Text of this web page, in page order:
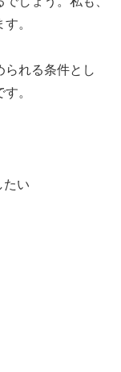
。
られる条件とし
。
たい